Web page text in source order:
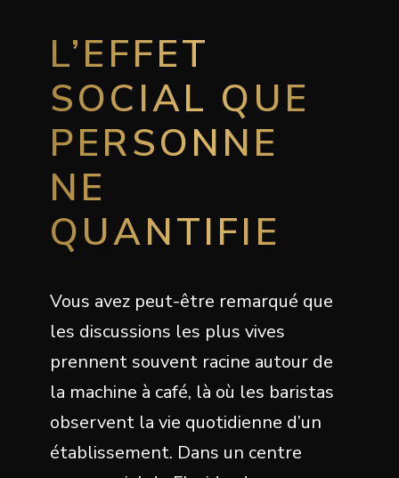
L’EFFET
SOCIAL QUE
PERSONNE
NE
QUANTIFIE
Vous avez peut-être remarqué que
les discussions les plus vives
prennent souvent racine autour de
la machine à café, là où les baristas
observent la vie quotidienne d’un
établissement. Dans un centre